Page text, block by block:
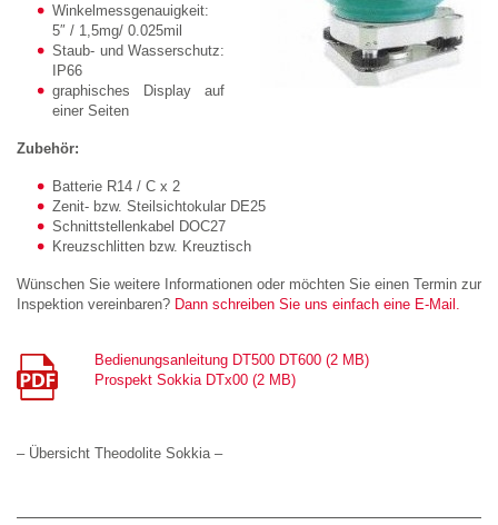
Winkelmessgenauigkeit:
5″ / 1,5mg/ 0.025mil
Staub- und Wasserschutz:
IP66
graphisches Display auf
einer Seiten
Zubehör:
Batterie R14 / C x 2
Zenit- bzw. Steilsichtokular DE25
Schnittstellenkabel DOC27
Kreuzschlitten bzw. Kreuztisch
Wünschen Sie weitere Informationen oder möchten Sie einen Termin zur
Inspektion vereinbaren? Dann schreiben Sie uns einfach eine E-Mail.
Bedienungsanleitung DT500 DT600 (2 MB)
Prospekt Sokkia DTx00 (2 MB)
– Übersicht Theodolite Sokkia –